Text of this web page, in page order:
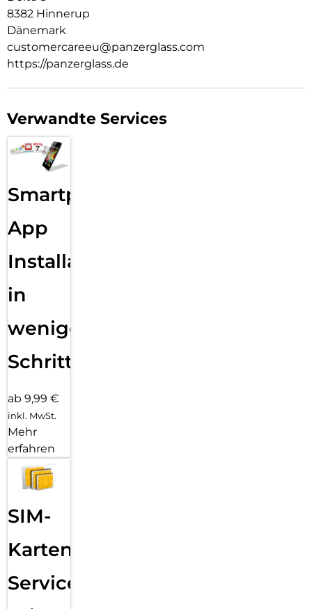
8382 Hinnerup
Dänemark
customercareeu@panzerglass.com
https://panzerglass.de
Verwandte Services
Smartphone
App
Installation
in
wenigen
Schritten
ab 9,99 €
inkl. MwSt.
Mehr
erfahren
SIM-
Karten
Service: